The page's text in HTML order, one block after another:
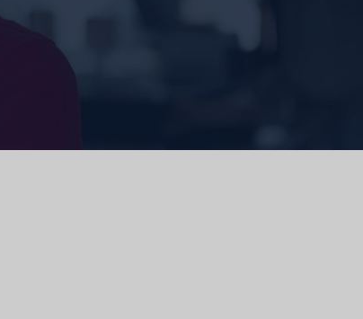
法律事務所のテクノロジー統合